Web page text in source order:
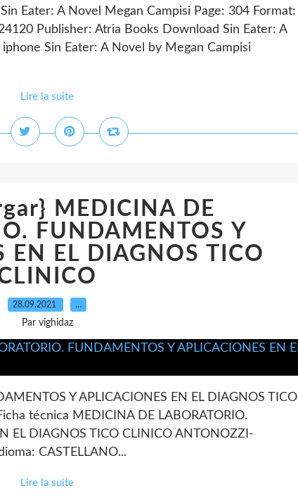
Eater: A Novel Megan Campisi Page: 304 Format:
Publisher: Atria Books Download Sin Eater: A
Sin Eater: A Novel by Megan Campisi
Lire la suite
MEDICINA DE
FUNDAMENTOS Y
EN EL DIAGNOS TICO
28.09.2021 …
Par vighidaz
Y APLICACIONES EN EL DIAGNOS TICO
técnica MEDICINA DE LABORATORIO.
EL DIAGNOS TICO CLINICO ANTONOZZI-
CASTELLANO...
Lire la suite